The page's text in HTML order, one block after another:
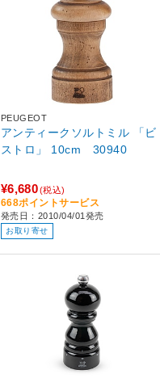
PEUGEOT
アンティークソルトミル 「ビ
ストロ」 10cm 30940
¥6,680(税込)
668ポイントサービス
発売日：2010/04/01発売
お取り寄せ